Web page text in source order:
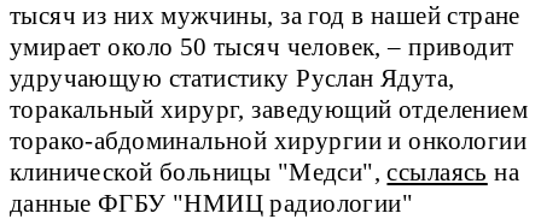
тысяч из них мужчины, за год в нашей стране
умирает около 50 тысяч человек, – приводит
удручающую статистику Руслан Ядута,
торакальный хирург, заведующий отделением
торако-абдоминальной хирургии и онкологии
клинической больницы "Медси",ссылаясь на
данные ФГБУ "НМИЦ радиологии"